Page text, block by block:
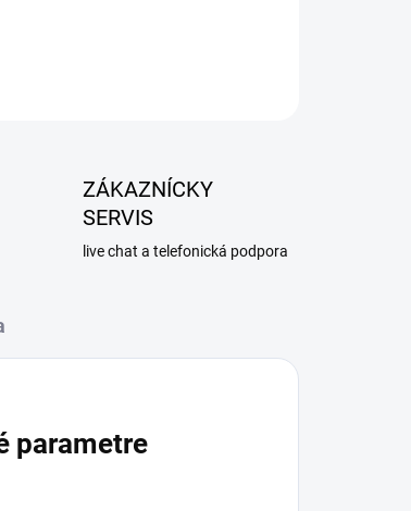
ZÁKAZNÍCKY
SERVIS
live chat a telefonická podpora
parametre